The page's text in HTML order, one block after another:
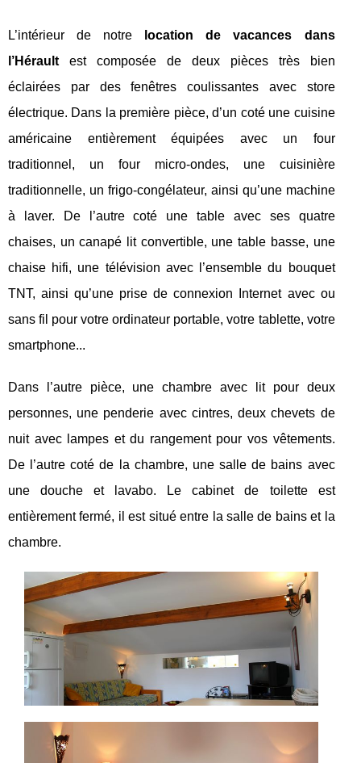
L’intérieur de notre
location de vacances dans
l’Hérault est composée de deux pièces très bien
éclairées par des fenêtres coulissantes avec store
électrique. Dans la première pièce, d’un coté une cuisine
américaine entièrement équipées avec un four
traditionnel, un four micro-ondes, une cuisinière
traditionnelle, un frigo-congélateur, ainsi qu’une machine
à laver. De l’autre coté une table avec ses quatre
chaises, un canapé lit convertible, une table basse, une
chaise hifi, une télévision avec l’ensemble du bouquet
TNT, ainsi qu’une prise de connexion Internet avec ou
sans fil pour votre ordinateur portable, votre tablette, votre
smartphone...
Dans l’autre pièce, une chambre avec lit pour deux
personnes, une penderie avec cintres, deux chevets de
nuit avec lampes et du rangement pour vos vêtements.
De l’autre coté de la chambre, une salle de bains avec
une douche et lavabo. Le cabinet de toilette est
entièrement fermé, il est situé entre la salle de bains et la
chambre.